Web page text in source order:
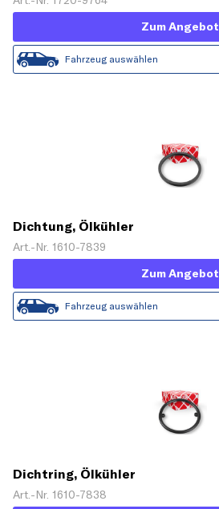
Zum Angebot
Fahrzeug auswählen
Dichtung, Ölkühler
Art.-Nr. 1610-7839
Zum Angebot
Fahrzeug auswählen
Dichtring, Ölkühler
Art.-Nr. 1610-7838